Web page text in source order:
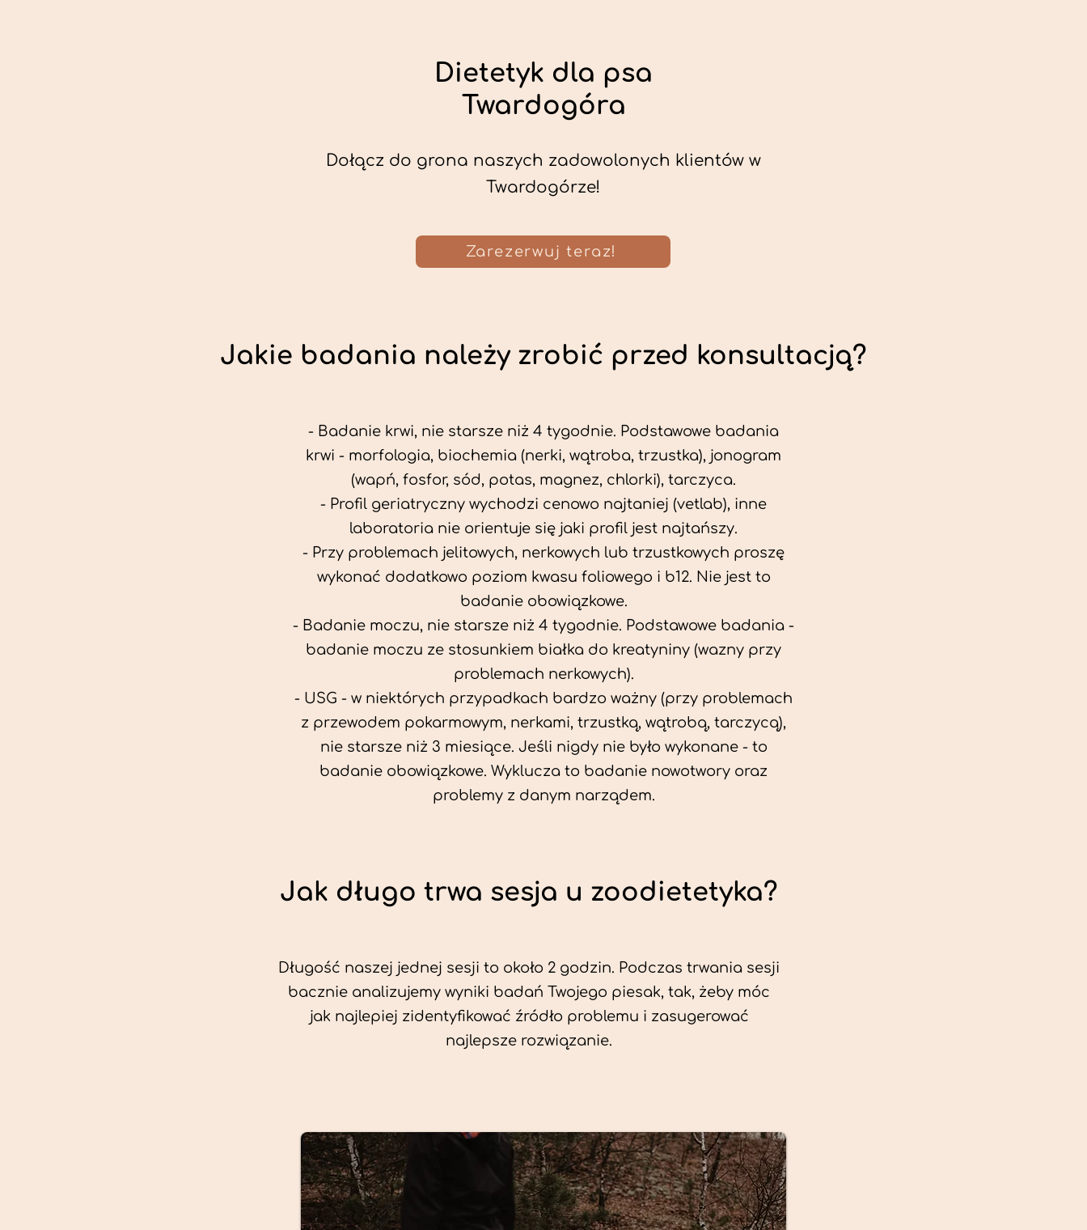
Dietetyk dla psa
Twardogóra
Dołącz do grona naszych zadowolonych klientów w
Twardogórze!
Zarezerwuj teraz!
Jakie badania należy zrobić przed konsultacją?
- Badanie krwi, nie starsze niż 4 tygodnie. Podstawowe badania
krwi - morfologia, biochemia (nerki, wątroba, trzustka), jonogram
(wapń, fosfor, sód, potas, magnez, chlorki), tarczyca.
- Profil geriatryczny wychodzi cenowo najtaniej (vetlab), inne
laboratoria nie orientuje się jaki profil jest najtańszy.
- Przy problemach jelitowych, nerkowych lub trzustkowych proszę
wykonać dodatkowo poziom kwasu foliowego i b12. Nie jest to
badanie obowiązkowe.
- Badanie moczu, nie starsze niż 4 tygodnie. Podstawowe badania -
badanie moczu ze stosunkiem białka do kreatyniny (wazny przy
problemach nerkowych).
- USG - w niektórych przypadkach bardzo ważny (przy problemach
z przewodem pokarmowym, nerkami, trzustką, wątrobą, tarczycą),
nie starsze niż 3 miesiące. Jeśli nigdy nie było wykonane - to
badanie obowiązkowe. Wyklucza to badanie nowotwory oraz
problemy z danym narządem.
Jak długo trwa sesja u zoodietetyka?
Długość naszej jednej sesji to około 2 godzin. Podczas trwania sesji
bacznie analizujemy wyniki badań Twojego piesak, tak, żeby móc
jak najlepiej zidentyfikować źródło problemu i zasugerować
najlepsze rozwiązanie.